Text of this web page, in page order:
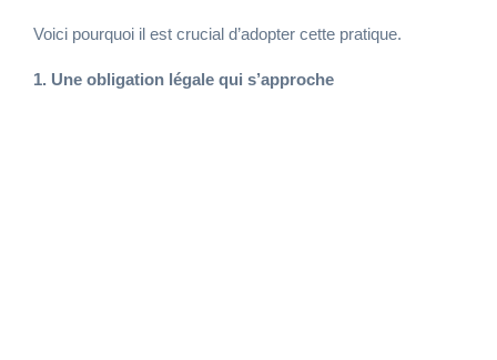
Voici pourquoi il est crucial d’adopter cette pratique.
1. Une obligation légale qui s’approche